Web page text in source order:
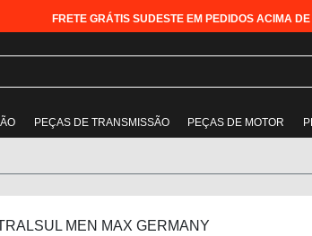
FRETE GRÁTIS SUDESTE EM PEDIDOS ACIMA
PEÇAS DE TRANSMISSÃO PEÇAS DE MOTOR
MEN MAX GERMANY